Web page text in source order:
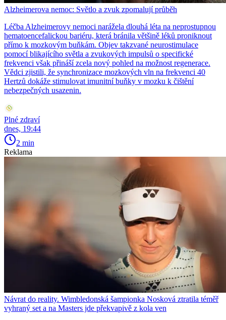
Alzheimerova nemoc: Světlo a zvuk zpomalují průběh
Léčba Alzheimerovy nemoci narážela dlouhá léta na neprostupnou
hematoencefalickou bariéru, která bránila většině léků proniknout
přímo k mozkovým buňkám. Objev takzvané neurostimulace
pomocí blikajícího světla a zvukových impulsů o specifické
frekvenci však přináší zcela nový pohled na možnost regenerace.
Vědci zjistili, že synchronizace mozkových vln na frekvenci 40
Hertzů dokáže stimulovat imunitní buňky v mozku k čištění
nebezpečných usazenin.
Plné zdraví
dnes, 19:44
2 min
Reklama
Návrat do reality. Wimbledonská šampionka Nosková ztratila téměř
vyhraný set a na Masters jde překvapivě z kola ven